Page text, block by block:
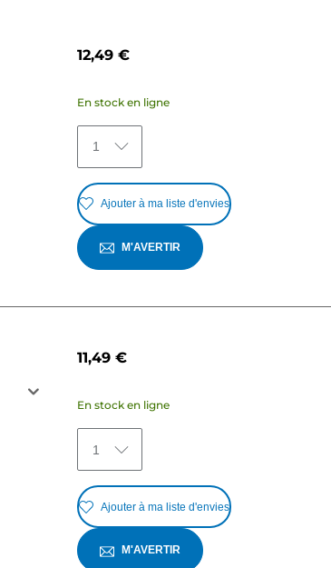
12,49 €
En stock en ligne
1
Ajouter à ma liste d'envies
M'AVERTIR
11,49 €
En stock en ligne
1
Ajouter à ma liste d'envies
M'AVERTIR